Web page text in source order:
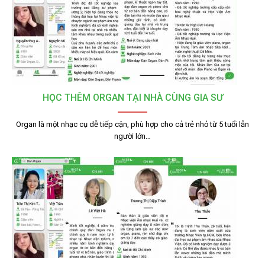
HỌC THÊM ORGAN TẠI NHÀ CÙNG GIA SƯ
Organ là một nhạc cụ dễ tiếp cận, phù hợp cho cả trẻ nhỏ từ 5 tuổi lẫn
người lớn…